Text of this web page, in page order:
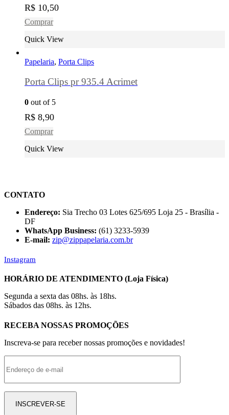
R$ 10,50
Comprar
Quick View
Papelaria, Porta Clips
Porta Clips pr 935.4 Acrimet
0 out of 5
R$ 8,90
Comprar
Quick View
CONTATO
Endereço: Sia Trecho 03 Lotes 625/695 Loja 25 - Brasília -
DF
WhatsApp Business: (61) 3233-5939
E-mail: zip@zippapelaria.com.br
Instagram
HORÁRIO DE ATENDIMENTO (Loja Física)
Segunda a sexta das 08hs. às 18hs.
Sábados das 08hs. às 12hs.
RECEBA NOSSAS PROMOÇÕES
Inscreva-se para receber nossas promoções e novidades!